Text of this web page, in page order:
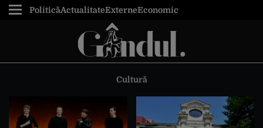
PoliticăActualitateExterneEconomic
Cultură